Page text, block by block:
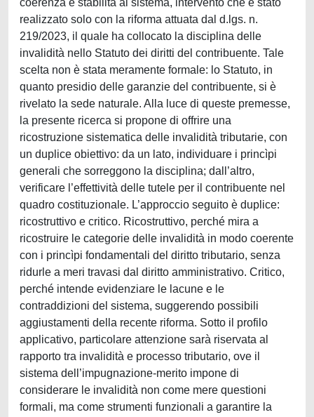
coerenza e stabilità al sistema, intervento che è stato
realizzato solo con la riforma attuata dal d.lgs. n.
219/2023, il quale ha collocato la disciplina delle
invalidità nello Statuto dei diritti del contribuente. Tale
scelta non è stata meramente formale: lo Statuto, in
quanto presidio delle garanzie del contribuente, si è
rivelato la sede naturale. Alla luce di queste premesse,
la presente ricerca si propone di offrire una
ricostruzione sistematica delle invalidità tributarie, con
un duplice obiettivo: da un lato, individuare i princìpi
generali che sorreggono la disciplina; dall’altro,
verificare l’effettività delle tutele per il contribuente nel
quadro costituzionale. L’approccio seguito è duplice:
ricostruttivo e critico. Ricostruttivo, perché mira a
ricostruire le categorie delle invalidità in modo coerente
con i princìpi fondamentali del diritto tributario, senza
ridurle a meri travasi dal diritto amministrativo. Critico,
perché intende evidenziare le lacune e le
contraddizioni del sistema, suggerendo possibili
aggiustamenti della recente riforma. Sotto il profilo
applicativo, particolare attenzione sarà riservata al
rapporto tra invalidità e processo tributario, ove il
sistema dell’impugnazione-merito impone di
considerare le invalidità non come mere questioni
formali, ma come strumenti funzionali a garantire la